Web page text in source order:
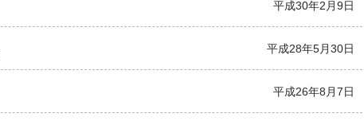
平成30年2月9日
平成28年5月30日
平成26年8月7日